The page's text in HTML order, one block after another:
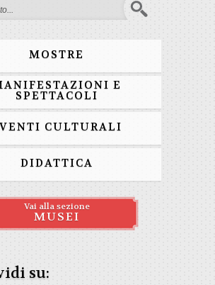
MOSTRE
E
SPETTACOLI
CULTURALI
DIDATTICA
Vai alla sezione
MUSEI
su: